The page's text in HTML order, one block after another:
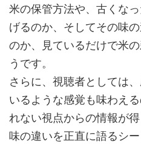
米の保管方法や、古くな
げるのか、そしてその味
のか、見ているだけで米
うです。
さらに、視聴者としては
いるような感覚も味わえ
れない視点からの情報が
味の違いを正直に語るシ